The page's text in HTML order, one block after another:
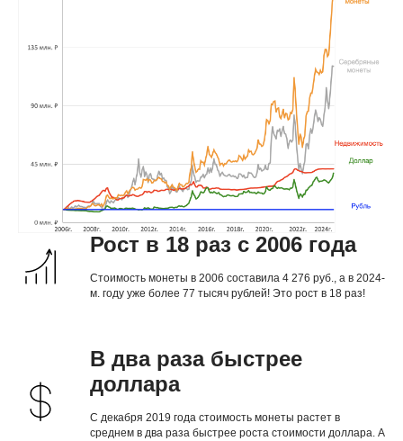
Рост в 18 раз с 2006 года
Стоимость монеты в 2006 составила 4 276 руб., а в 2024-
м. году уже более 77 тысяч рублей! Это рост в 18 раз!
В два раза быстрее
доллара
С декабря 2019 года стоимость монеты растет в
среднем в два раза быстрее роста стоимости доллара. А